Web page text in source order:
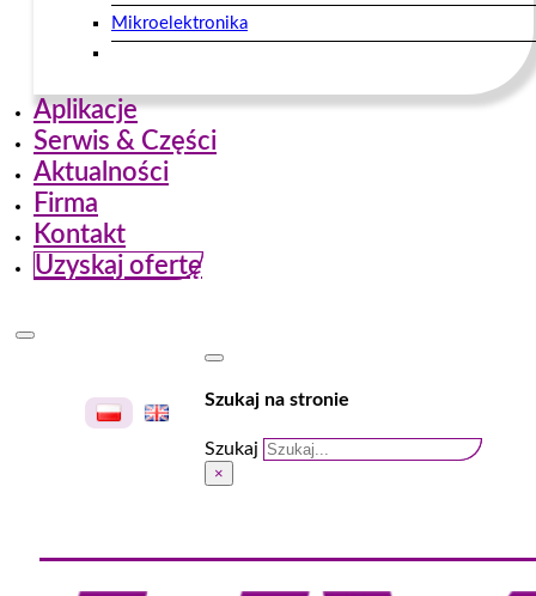
Mikroelektronika
Aplikacje
Serwis & Części
Aktualności
Firma
Kontakt
Uzyskaj ofertę
Szukaj na stronie
Szukaj
×